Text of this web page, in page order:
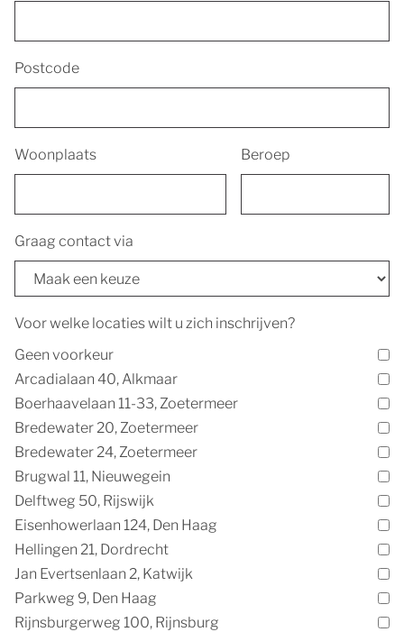
Postcode
Woonplaats Beroep
Graag contact via
Voor welke locaties wilt u zich inschrijven?
Geen voorkeur
Arcadialaan 40, Alkmaar
Boerhaavelaan 11-33, Zoetermeer
Bredewater 20, Zoetermeer
Bredewater 24, Zoetermeer
Brugwal 11, Nieuwegein
Delftweg 50, Rijswijk
Eisenhowerlaan 124, Den Haag
Hellingen 21, Dordrecht
Jan Evertsenlaan 2, Katwijk
Parkweg 9, Den Haag
Rijnsburgerweg 100, Rijnsburg